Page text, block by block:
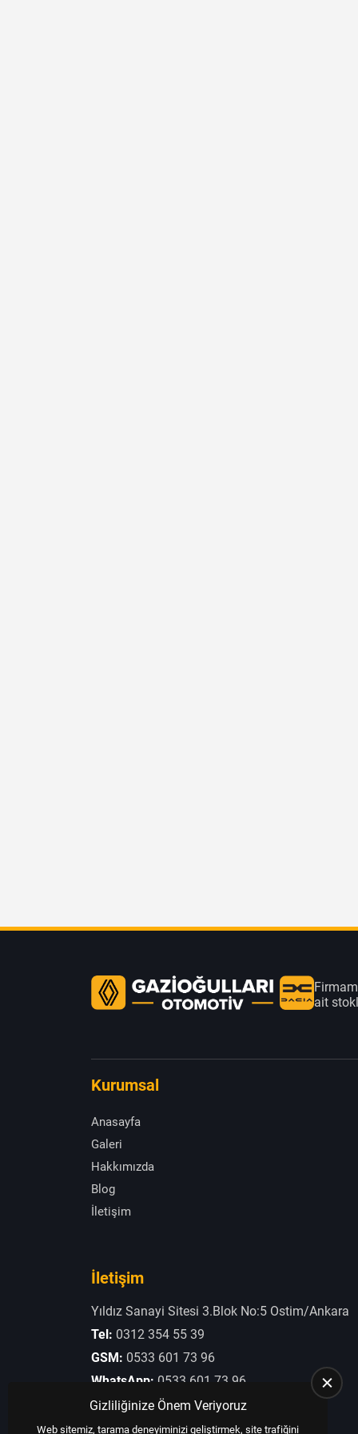
ait
Kurumsal
Anasayfa
Galeri
Hakkımızda
Blog
İletişim
İletişim
Yıldız Sanayi Sitesi 3.Blok No:5 Ostim/Ankara
Tel: 0312 354 55 39
GSM: 0533 601 73 96
WhatsApp: 0533 601 73 96
E-Posta:otogaziogullari@hotmail.com
Gizliliğinize Önem Veriyoruz
Web sitemiz, tarama deneyiminizi geliştirmek, site trafiğini